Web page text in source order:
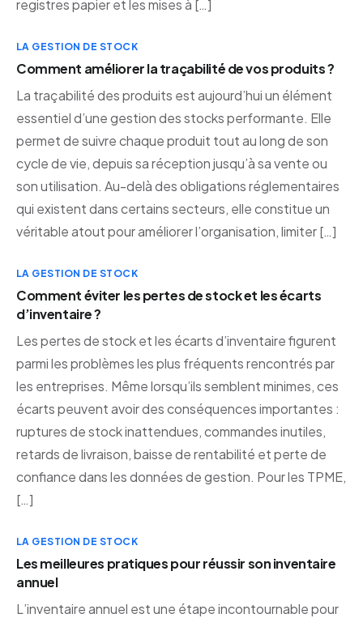
registres papier et les mises à […]
LA GESTION DE STOCK
Comment améliorer la traçabilité de vos produits ?
La traçabilité des produits est aujourd’hui un élément
essentiel d’une gestion des stocks performante. Elle
permet de suivre chaque produit tout au long de son
cycle de vie, depuis sa réception jusqu’à sa vente ou
son utilisation. Au-delà des obligations réglementaires
qui existent dans certains secteurs, elle constitue un
véritable atout pour améliorer l’organisation, limiter […]
LA GESTION DE STOCK
Comment éviter les pertes de stock et les écarts
d’inventaire ?
Les pertes de stock et les écarts d’inventaire figurent
parmi les problèmes les plus fréquents rencontrés par
les entreprises. Même lorsqu’ils semblent minimes, ces
écarts peuvent avoir des conséquences importantes :
ruptures de stock inattendues, commandes inutiles,
retards de livraison, baisse de rentabilité et perte de
confiance dans les données de gestion. Pour les TPME,
[…]
LA GESTION DE STOCK
Les meilleures pratiques pour réussir son inventaire
annuel
L’inventaire annuel est une étape incontournable pour